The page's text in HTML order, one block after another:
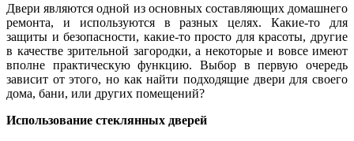
Двери являются одной из основных составляющих домашнего
ремонта, и используются в разных целях. Какие-то для
защиты и безопасности, какие-то просто для красоты, другие
в качестве зрительной загородки, а некоторые и вовсе имеют
вполне практическую функцию. Выбор в первую очередь
зависит от этого, но как найти подходящие двери для своего
дома, бани, или других помещений?
Использование стеклянных дверей